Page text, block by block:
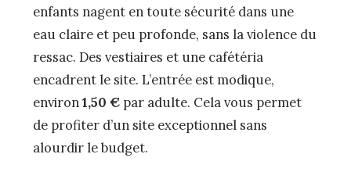
enfants nagent en toute sécurité dans une
eau claire et peu profonde, sans la violence du
ressac. Des vestiaires et une cafétéria
encadrent le site. L’entrée est modique,
environ1,50 € par adulte. Cela vous permet
de profiter d’un site exceptionnel sans
alourdir le budget.